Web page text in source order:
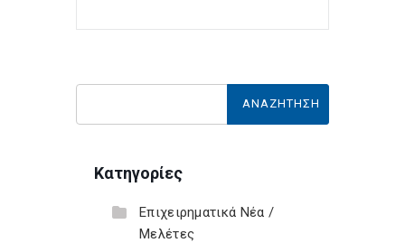
Κατηγορίες
Επιχειρηματικά Νέα /
Μελέτες